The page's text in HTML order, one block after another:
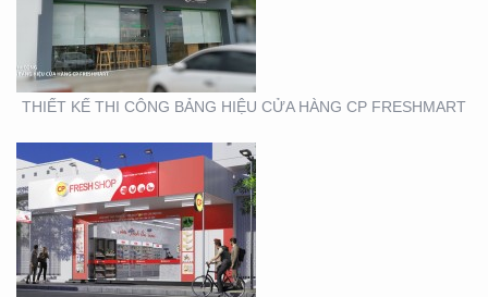
THIẾT KẾ THI CÔNG BẢNG HIỆU CỬA HÀNG CP FRESHMART
HÀNG CP FRSHSHOP
THIẾT KẾ SẢN XUẤT KỆ
MỸ PHẨM TẠI TP. HỒ
CHÍ MINH